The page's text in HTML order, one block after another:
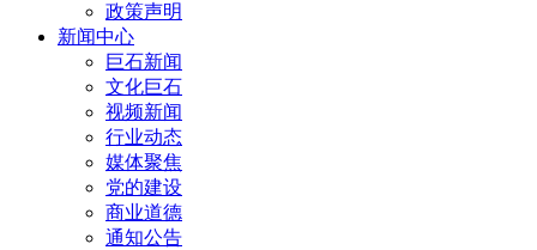
政策声明
新闻中心
巨石新闻
文化巨石
视频新闻
行业动态
媒体聚焦
党的建设
商业道德
通知公告